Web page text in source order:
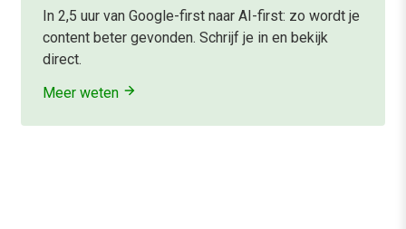
In 2,5 uur van Google-first naar AI-first: zo wordt je
content beter gevonden. Schrijf je in en bekijk
direct.
Meer weten